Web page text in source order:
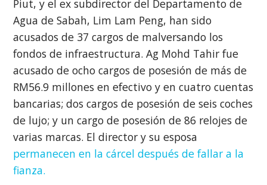
Piut, y el ex subdirector del Departamento de
Agua de Sabah, Lim Lam Peng, han sido
acusados de 37 cargos de malversando los
fondos de infraestructura. Ag Mohd Tahir fue
acusado de ocho cargos de posesión de más de
RM56.9 millones en efectivo y en cuatro cuentas
bancarias; dos cargos de posesión de seis coches
de lujo; y un cargo de posesión de 86 relojes de
varias marcas. El director y su esposa
permanecen en la cárcel después de fallar a la
fianza.